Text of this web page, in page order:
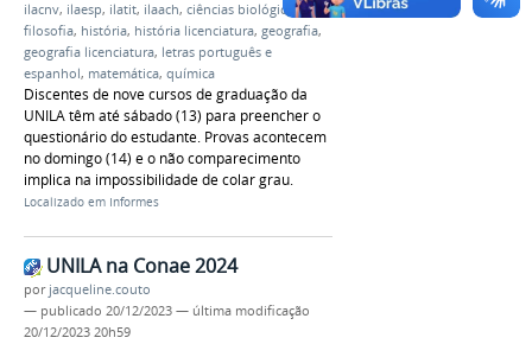
ilacnv, ilaesp, ilatit, ilaach, ciências biológicas,
filosofia, história, história licenciatura, geografia,
geografia licenciatura, letras português e
espanhol, matemática, química
Discentes de nove cursos de graduação da
UNILA têm até sábado (13) para preencher o
questionário do estudante. Provas acontecem
no domingo (14) e o não comparecimento
implica na impossibilidade de colar grau.
Localizado em Informes
UNILA na Conae 2024
por jacqueline.couto
— publicado 20/12/2023 — última modificação
20/12/2023 20h59